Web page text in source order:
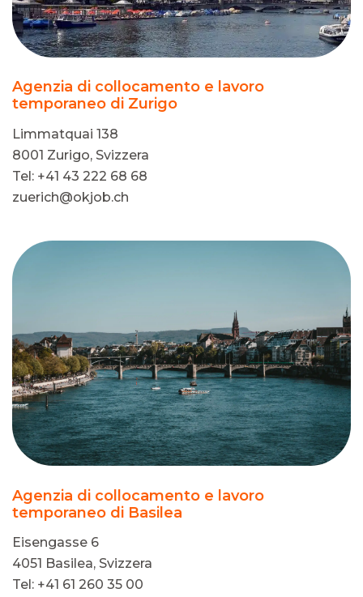
Agenzia di collocamento e lavoro
temporaneo di Zurigo
Limmatquai 138
8001 Zurigo, Svizzera
Tel: +41 43 222 68 68
zuerich@okjob.ch
Agenzia di collocamento e lavoro
temporaneo di Basilea
Eisengasse 6
4051 Basilea, Svizzera
Tel: +41 61 260 35 00